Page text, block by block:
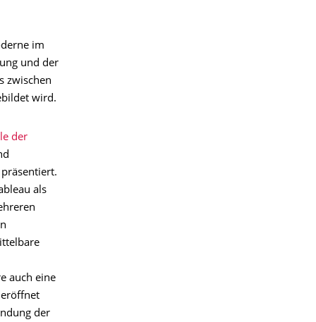
im
und der
zwischen
wird.
der
als
auch eine
eröffnet
der